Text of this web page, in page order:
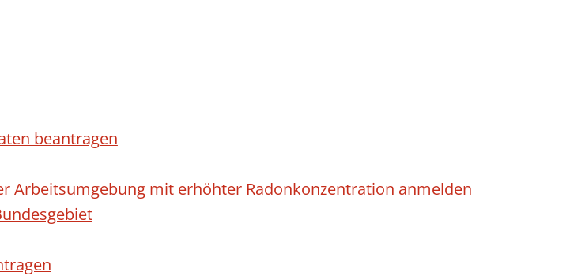
beantragen
Arbeitsumgebung mit erhöhter Radonkonzentration anmelden